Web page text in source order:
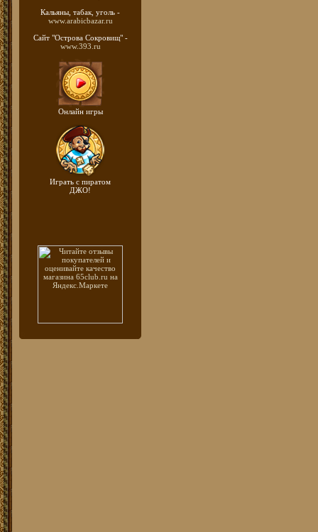
Кальяны, табак, уголь -
www.arabicbazar.ru
Сайт "Острова Сокровищ" -
www.393.ru
Онлайн игры
Играть с пиратом
ДЖО!